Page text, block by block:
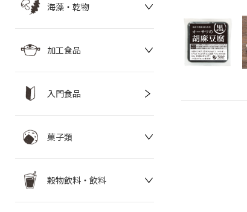
海藻・乾物
加工食品
入門食品
菓子類
穀物飲料・飲料